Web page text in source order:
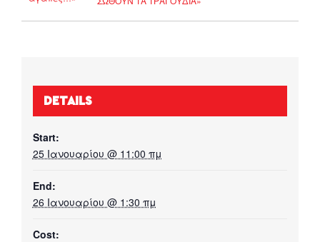
DETAILS
Start:
25 Ιανουαρίου @ 11:00 πμ
End:
26 Ιανουαρίου @ 1:30 πμ
Cost: